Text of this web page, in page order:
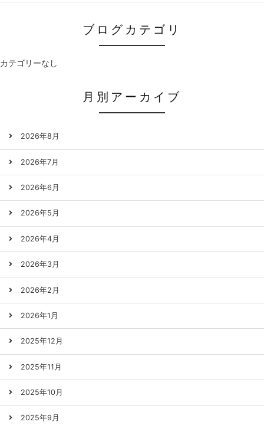
ブログカテゴリ
カテゴリーなし
月別アーカイブ
2026年8月
2026年7月
2026年6月
2026年5月
2026年4月
2026年3月
2026年2月
2026年1月
2025年12月
2025年11月
2025年10月
2025年9月